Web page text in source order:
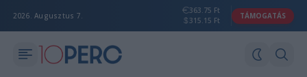
2026. Augusztus 7.
363.75 Ft
315.15 Ft
TÁMOGATÁS